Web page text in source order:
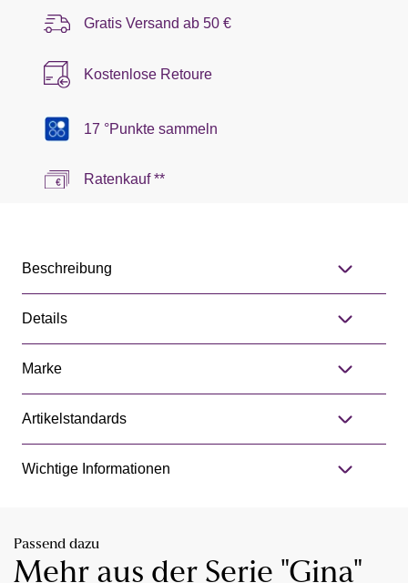
Gratis Versand ab 50 €
Kostenlose Retoure
17 °Punkte sammeln
Ratenkauf **
Beschreibung
Details
Marke
Artikelstandards
Wichtige Informationen
Passend dazu
Mehr aus der Serie "Gina"